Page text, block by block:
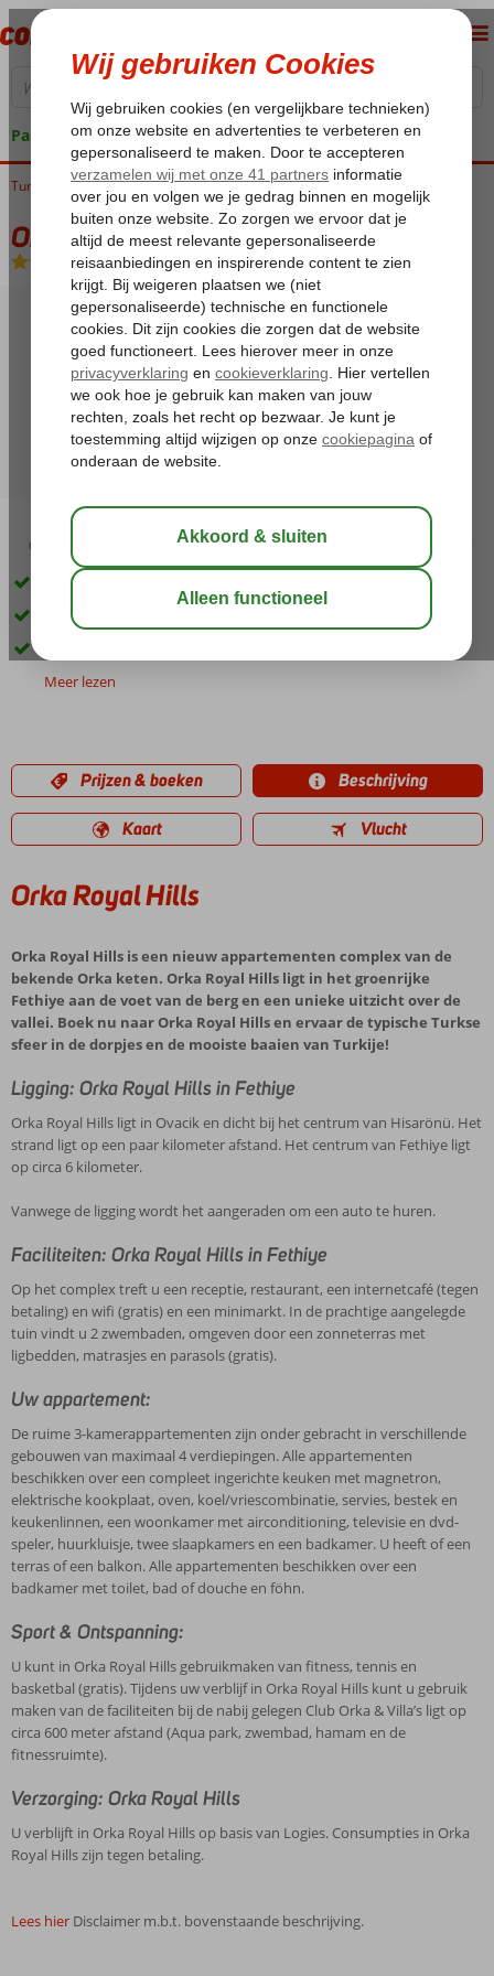
Pakketgarantie
Home
Turkije Egeische kust Fethiye Ovacik Orka Royal Hills
Orka Royal Hills
Logies-Appartement
03:30 aug 33°C
Luxe vakantiepark met appartementen
Uitzicht vallei Ovacik
Meer lezen
Prijzen & boeken Beschrijving
Kaart Vlucht
Orka Royal Hills
Orka Royal Hills is een nieuw appartementen complex van de
bekende Orka keten. Orka Royal Hills ligt in het groenrijke
Fethiye aan de voet van de berg en een unieke uitzicht over de
vallei. Boek nu naar Orka Royal Hills en ervaar de typische Turkse
sfeer in de dorpjes en de mooiste baaien van Turkije!
Ligging: Orka Royal Hills in Fethiye
Orka Royal Hills ligt in Ovacik en dicht bij het centrum van Hisarönü. Het
strand ligt op een paar kilometer afstand. Het centrum van Fethiye ligt
op circa 6 kilometer.
Vanwege de ligging wordt het aangeraden om een auto te huren.
Faciliteiten: Orka Royal Hills in Fethiye
Op het complex treft u een receptie, restaurant, een internetcafé (tegen
betaling) en wifi (gratis) en een minimarkt. In de prachtige aangelegde
tuin vindt u 2 zwembaden, omgeven door een zonneterras met
ligbedden, matrasjes en parasols (gratis).
Uw appartement:
De ruime 3-kamerappartementen zijn onder gebracht in verschillende
gebouwen van maximaal 4 verdiepingen. Alle appartementen
beschikken over een compleet ingerichte keuken met magnetron,
elektrische kookplaat, oven, koel/vriescombinatie, servies, bestek en
keukenlinnen, een woonkamer met airconditioning, televisie en dvd-
speler, huurkluisje, twee slaapkamers en een badkamer. U heeft of een
terras of een balkon. Alle appartementen beschikken over een
badkamer met toilet, bad of douche en föhn.
Sport & Ontspanning:
U kunt in Orka Royal Hills gebruikmaken van fitness, tennis en
basketbal (gratis). Tijdens uw verblijf in Orka Royal Hills kunt u gebruik
maken van de faciliteiten bij de nabij gelegen Club Orka & Villa’s ligt op
circa 600 meter afstand (Aqua park, zwembad, hamam en de
fitnessruimte).
Verzorging: Orka Royal Hills
U verblijft in Orka Royal Hills op basis van Logies. Consumpties in Orka
Royal Hills zijn tegen betaling.
Lees hier Disclaimer m.b.t. bovenstaande beschrijving.